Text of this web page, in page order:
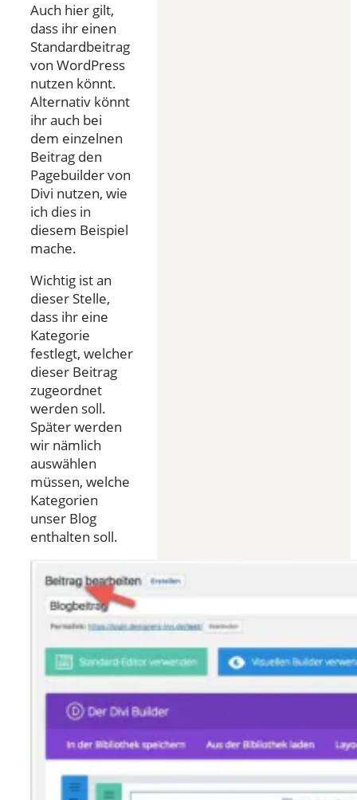
Auch hier gilt,
dass ihr einen
Standardbeitrag
von WordPress
nutzen könnt.
Alternativ könnt
ihr auch bei
dem einzelnen
Beitrag den
Pagebuilder von
Divi nutzen, wie
ich dies in
diesem Beispiel
mache.
Wichtig ist an
dieser Stelle,
dass ihr eine
Kategorie
festlegt, welcher
dieser Beitrag
zugeordnet
werden soll.
Später werden
wir nämlich
auswählen
müssen, welche
Kategorien
unser Blog
enthalten soll.